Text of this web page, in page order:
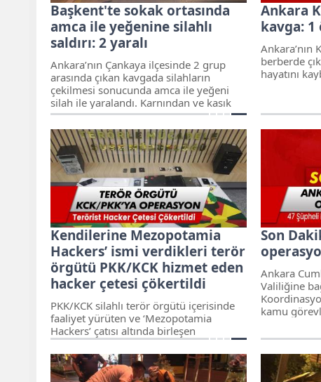
Başkent'te sokak ortasında
amca ile yeğenine silahlı
saldırı: 2 yaralı
Ankara’nın Çankaya ilçesinde 2 grup
arasında çıkan kavgada silahların
çekilmesi sonucunda amca ile yeğeni
silah ile yaralandı. Karnından ve kasık
bölgesinden amcanın durumunun ağır
olduğu öğrenildi.
Ankara
kavga: 1
Ankara’nın
berberde
hayatını
Kendilerine Mezopotamia
Hackers’ ismi verdikleri terör
örgütü PKK/KCK hizmet eden
hacker çetesi çökertildi
PKK/KCK silahlı terör örgütü içerisinde
faaliyet yürüten ve ‘Mezopotamia
Hackers’ çatısı altında birleşen
‘hacker’lara yönelik Ankara merkezli 17
ilde düzenlenen eş zamanlı operasyonda
11 kişi tutuklandı.
Son
Ankara
Valiliğine
kamu
menfaat
47